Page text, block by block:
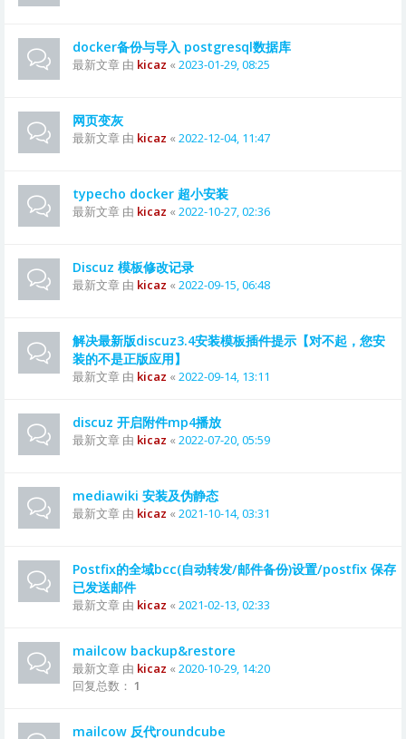
docker备份与导入 postgresql数据库
最新文章 由 kicaz « 2023-01-29, 08:25
网页变灰
最新文章 由 kicaz « 2022-12-04, 11:47
typecho docker 超小安装
最新文章 由 kicaz « 2022-10-27, 02:36
Discuz 模板修改记录
最新文章 由 kicaz « 2022-09-15, 06:48
解决最新版discuz3.4安装模板插件提示【对不起，您安
装的不是正版应用】
最新文章 由 kicaz « 2022-09-14, 13:11
discuz 开启附件mp4播放
最新文章 由 kicaz « 2022-07-20, 05:59
mediawiki 安装及伪静态
最新文章 由 kicaz « 2021-10-14, 03:31
Postfix的全域bcc(自动转发/邮件备份)设置/postfix 保存
已发送邮件
最新文章 由 kicaz « 2021-02-13, 02:33
mailcow backup&restore
最新文章 由 kicaz « 2020-10-29, 14:20
回复总数： 1
mailcow 反代roundcube